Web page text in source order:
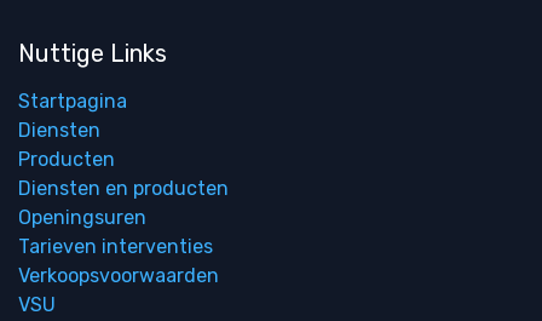
Nuttige Links
Startpagina
Diensten
Producten
Diensten en producten
Openingsuren
Tarieven interventies
Verkoopsvoorwaarden
VSU